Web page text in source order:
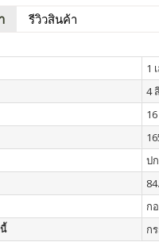
รีวิวสินค้า
1
4
ป
ก
ก